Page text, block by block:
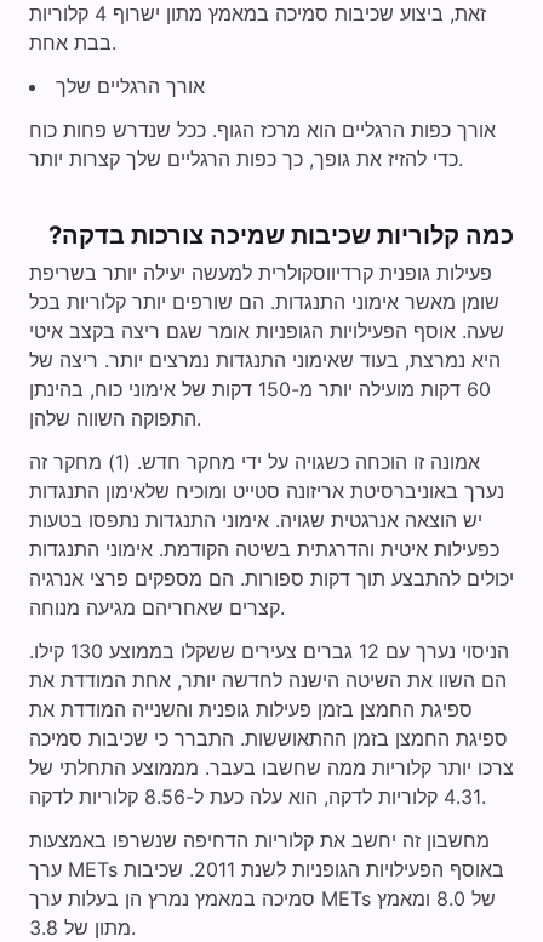
זאת, ביצוע שכיבות סמיכה במאמץ מתון ישרוף 4 קלוריות
בבת אחת.
אורך הרגליים שלך
אורך כפות הרגליים הוא מרכז הגוף. ככל שנדרש פחות כוח
כדי להזיז את גופך, כך כפות הרגליים שלך קצרות יותר.
כמה קלוריות שכיבות שמיכה צורכות בדקה?
פעילות גופנית קרדיווסקולרית למעשה יעילה יותר בשריפת
שומן מאשר אימוני התנגדות. הם שורפים יותר קלוריות בכל
שעה. אוסף הפעילויות הגופניות אומר שגם ריצה בקצב איטי
היא נמרצת, בעוד שאימוני התנגדות נמרצים יותר. ריצה של
60 דקות מועילה יותר מ-150 דקות של אימוני כוח, בהינתן
התפוקה השווה שלהן.
אמונה זו הוכחה כשגויה על ידי מחקר חדש. (1) מחקר זה
נערך באוניברסיטת אריזונה סטייט ומוכיח שלאימון התנגדות
יש הוצאה אנרגטית שגויה. אימוני התנגדות נתפסו בטעות
כפעילות איטית והדרגתית בשיטה הקודמת. אימוני התנגדות
יכולים להתבצע תוך דקות ספורות. הם מספקים פרצי אנרגיה
קצרים שאחריהם מגיעה מנוחה.
הניסוי נערך עם 12 גברים צעירים ששקלו בממוצע 130 קילו.
הם השוו את השיטה הישנה לחדשה יותר, אחת המודדת את
ספיגת החמצן בזמן פעילות גופנית והשנייה המודדת את
ספיגת החמצן בזמן ההתאוששות. התברר כי שכיבות סמיכה
צרכו יותר קלוריות ממה שחשבו בעבר. מממוצע התחלתי של
4.31 קלוריות לדקה, הוא עלה כעת ל-8.56 קלוריות לדקה.
מחשבון זה יחשב את קלוריות הדחיפה שנשרפו באמצעות
ערך METs באוסף הפעילויות הגופניות לשנת 2011. שכיבות
סמיכה במאמץ נמרץ הן בעלות ערך METs של 8.0 ומאמץ
מתון של 3.8.